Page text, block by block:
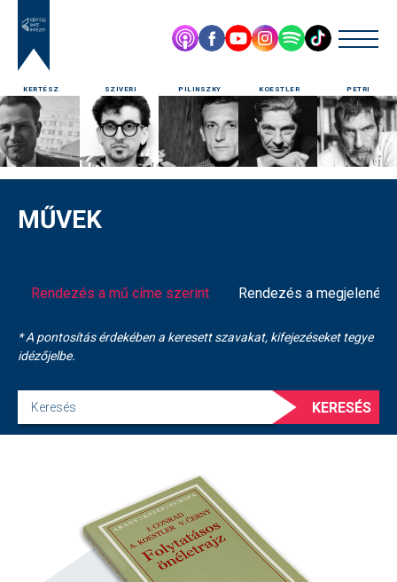
KERTÉSZ SZIVERI PILINSZKY KOESTLER PETRI
Rendezés a mű címe szerint Rendezés a megjelenés
* A pontosítás érdekében a keresett szavakat, kifejezéseket tegye
idézőjelbe.
KERESÉS
MŰVEK